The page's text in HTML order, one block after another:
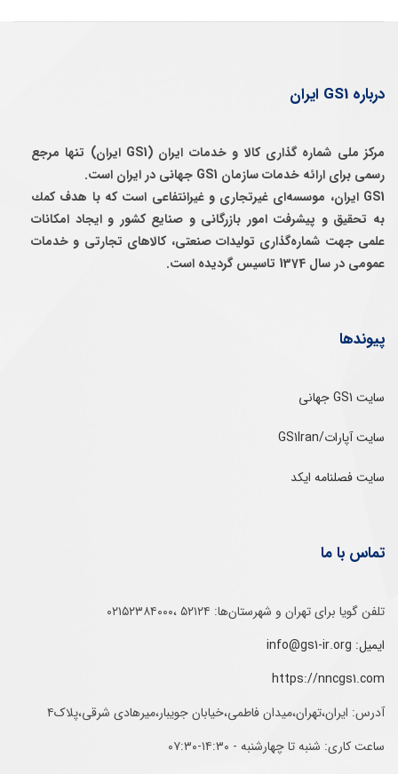
درباره GS1 ایران
مرکز ملی شماره گذاری کالا و خدمات ایران (GS1 ایران) تنها مرجع
رسمی برای ارائه خدمات سازمان GS1 جهانی در ایران است.
GS1 ایران، موسسه‌ای غيرتجاری و غيرانتفاعی است كه با هدف كمك
به تحقيق و پيشرفت امور بازرگانی و صنايع كشور و ايجاد امكانات
علمی جهت شماره‌گذاری توليدات صنعتی، كالاهای تجارتی و خدمات
عمومی در سال 1374 تاسيس گرديده است.
پیوندها
سایت GS1 جهانی
سایت آپارات/GS1Iran
سایت فصلنامه ایکد
تماس با ما
تلفن‌ گویا برای‌ تهران‌‌ و‌ شهرستان‌ها:‌ ۵۲۱۲۴ ،۰۲۱۵۲۳۸۴۰۰۰
ایمیل: info@gs1-ir.org
https://nncgs1.com
آدرس: ایران،تهران،میدان فاطمی،خیابان جویبار،میرهادی شرقی،پلاک۴
ساعت کاری: شنبه تا چهارشنبه - ۱۴:۳۰-۰۷:۳۰